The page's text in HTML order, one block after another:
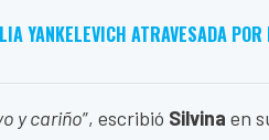
YANKELEVICH ATRAVESADA POR
y cariño”, escribió Silvina en